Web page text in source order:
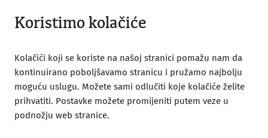
Koristimo kolačiće
Kolačići koji se koriste na našoj stranici pomažu nam da
kontinuirano poboljšavamo stranicu i pružamo najbolju
moguću uslugu. Možete sami odlučiti koje kolačiće želite
prihvatiti. Postavke možete promijeniti putem veze u
podnožju web stranice.
Home Partners